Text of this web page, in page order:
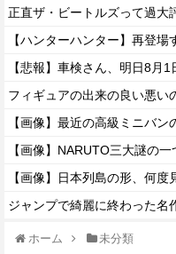
正直ザ・ビートルズって過大
【ハンターハンター】再登場
フィギュアの出来の良い悪い
【画像】最近の高級ミニバ
【画像】日本列島の形、何
ジャンプで綺麗に終わった名
ホーム 未分類